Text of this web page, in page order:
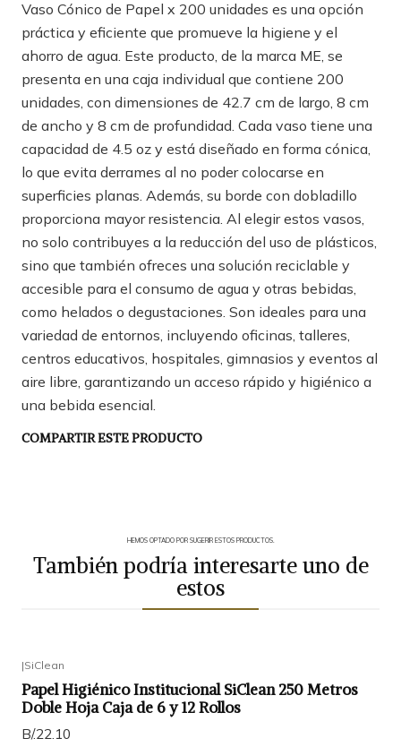
Vaso Cónico de Papel x 200 unidades es una opción
práctica y eficiente que promueve la higiene y el
ahorro de agua. Este producto, de la marca ME, se
presenta en una caja individual que contiene 200
unidades, con dimensiones de 42.7 cm de largo, 8 cm
de ancho y 8 cm de profundidad. Cada vaso tiene una
capacidad de 4.5 oz y está diseñado en forma cónica,
lo que evita derrames al no poder colocarse en
superficies planas. Además, su borde con dobladillo
proporciona mayor resistencia. Al elegir estos vasos,
no solo contribuyes a la reducción del uso de plásticos,
sino que también ofreces una solución reciclable y
accesible para el consumo de agua y otras bebidas,
como helados o degustaciones. Son ideales para una
variedad de entornos, incluyendo oficinas, talleres,
centros educativos, hospitales, gimnasios y eventos al
aire libre, garantizando un acceso rápido y higiénico a
una bebida esencial.
COMPARTIR ESTE PRODUCTO
HEMOS OPTADO POR SUGERIR ESTOS PRODUCTOS.
También podría interesarte uno de
estos
|SiClean
Papel Higiénico Institucional SiClean 250 Metros
Doble Hoja Caja de 6 y 12 Rollos
B/.22.10